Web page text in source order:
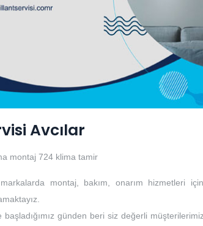
Avcılar
montaj 724 klima tamir
montaj, bakım, onarım hizmetleri
günden beri siz değerli